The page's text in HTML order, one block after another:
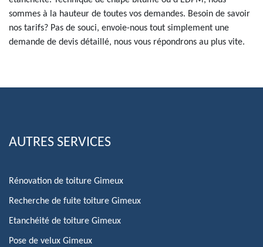
sommes à la hauteur de toutes vos demandes. Besoin de savoir
nos tarifs? Pas de souci, envoie-nous tout simplement une
demande de devis détaillé, nous vous répondrons au plus vite.
AUTRES SERVICES
Rénovation de toiture Gimeux
Recherche de fuite toiture Gimeux
Etanchéité de toiture Gimeux
Pose de velux Gimeux